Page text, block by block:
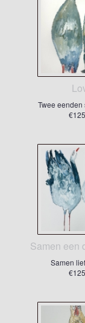
Twee
Samen een
Samen